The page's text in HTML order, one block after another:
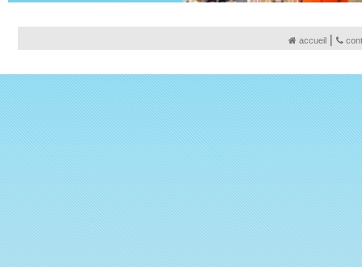
accueil|